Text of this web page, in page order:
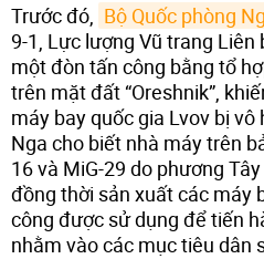
Trước đó, Bộ Quốc phòng
9-1, Lực lượng Vũ trang
một đòn tấn công bằng tổ
trên mặt đất “Oreshnik”,
máy bay quốc gia Lvov bị vô
Nga cho biết nhà máy trên
16 và MiG-29 do phương
đồng thời sản xuất các máy
công được sử dụng để tiến
nhằm vào các mục tiêu dân